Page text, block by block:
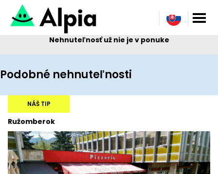
Nehnuteľnosť už nie je v ponuke
Podobné nehnuteľnosti
Ružomberok
NÁŠ TIP